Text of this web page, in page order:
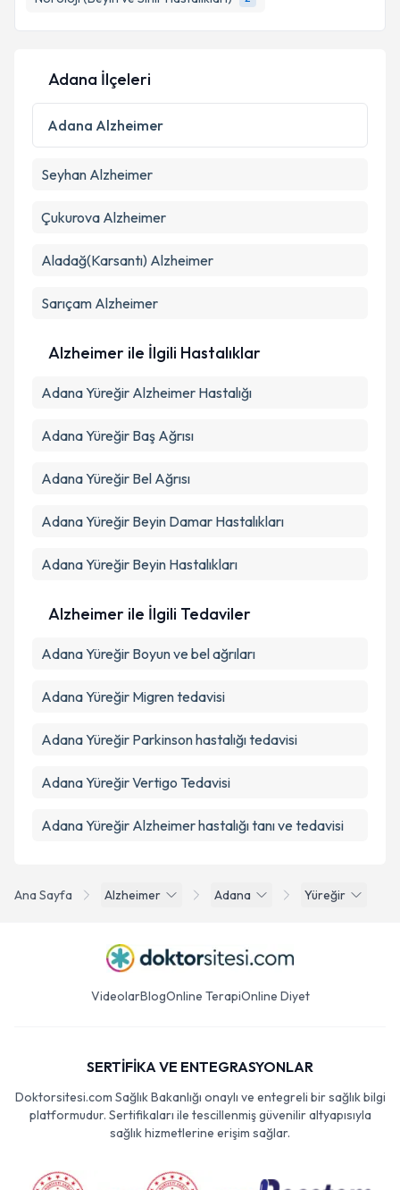
Kişisel verilerimin işlenmesine ilişkinAydınlatma
Metni 'ni okudum ve kişisel verilerimin belirtilen
kapsamda işlenmesini kabul ediyorum.
Ana Sayfa Alzheimer Adana Yüreğir
Adana İlçeleri
Adana Alzheimer
Seyhan Alzheimer
Çukurova Alzheimer
Aladağ(Karsantı) Alzheimer
Sarıçam Alzheimer
Alzheimer ile İlgili Hastalıklar
Adana Yüreğir Alzheimer Hastalığı
Adana Yüreğir Baş Ağrısı
Adana Yüreğir Bel Ağrısı
Adana Yüreğir Beyin Damar Hastalıkları
Adana Yüreğir Beyin Hastalıkları
Alzheimer ile İlgili Tedaviler
Adana Yüreğir Boyun ve bel ağrıları
Adana Yüreğir Migren tedavisi
Adana Yüreğir Parkinson hastalığı tedavisi
Adana Yüreğir Vertigo Tedavisi
Adana Yüreğir Alzheimer hastalığı tanı ve tedavisi
VideolarBlogOnline TerapiOnline Diyet
SERTİFİKA VE ENTEGRASYONLAR
Doktorsitesi.com Sağlık Bakanlığı onaylı ve entegreli bir sağlık bilgi
platformudur. Sertifikaları ile tescillenmiş güvenilir altyapısıyla
sağlık hizmetlerine erişim sağlar.